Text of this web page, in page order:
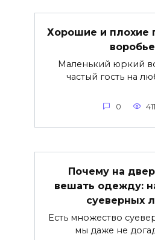
Хорошие и плохие
Маленький юркий
частый гость на
0 411
Почему на
вешать одежду:
суеверных
Есть множество
мы даже не